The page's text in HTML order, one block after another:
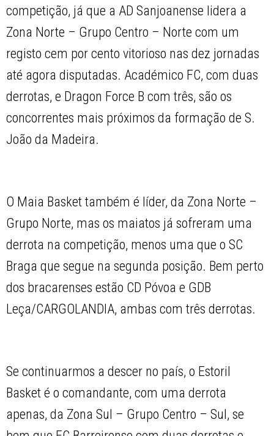
competição, já que a AD Sanjoanense lidera a
Zona Norte – Grupo Centro – Norte com um
registo cem por cento vitorioso nas dez jornadas
até agora disputadas. Académico FC, com duas
derrotas, e Dragon Force B com três, são os
concorrentes mais próximos da formação de S.
João da Madeira.
O Maia Basket também é líder, da Zona Norte –
Grupo Norte, mas os maiatos já sofreram uma
derrota na competição, menos uma que o SC
Braga que segue na segunda posição. Bem perto
dos bracarenses estão CD Póvoa e GDB
Leça/CARGOLANDIA, ambas com três derrotas.
Se continuarmos a descer no país, o Estoril
Basket é o comandante, com uma derrota
apenas, da Zona Sul – Grupo Centro – Sul, se